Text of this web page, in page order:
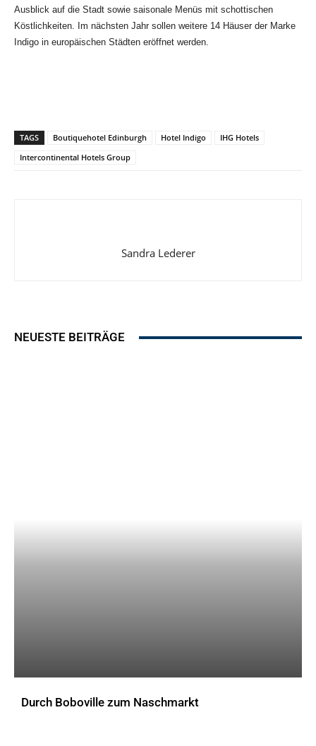
Ausblick auf die Stadt sowie saisonale Menüs mit schottischen
Köstlichkeiten. Im nächsten Jahr sollen weitere 14 Häuser der Marke
Indigo in europäischen Städten eröffnet werden.
TAGS Boutiquehotel Edinburgh Hotel Indigo
IHG Hotels
Intercontinental Hotels Group
Sandra Lederer
NEUESTE BEITRÄGE
Durch Boboville zum Naschmarkt